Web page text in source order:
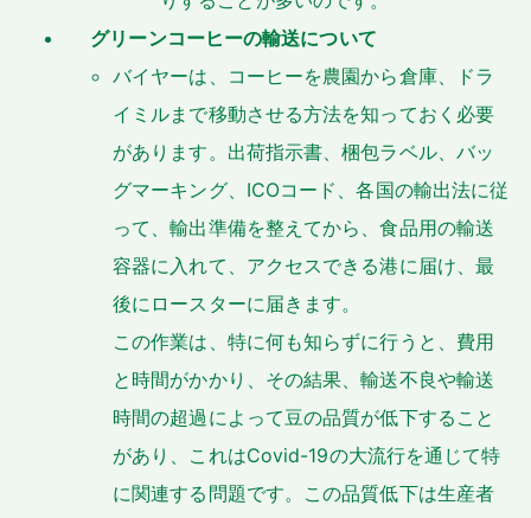
グリーンコーヒーの輸送について
バイヤーは、コーヒーを農園から倉庫、ドラ
イミルまで移動させる方法を知っておく必要
があります。出荷指示書、梱包ラベル、バッ
グマーキング、ICOコード、各国の輸出法に従
って、輸出準備を整えてから、食品用の輸送
容器に入れて、アクセスできる港に届け、最
後にロースターに届きます。
この作業は、特に何も知らずに行うと、費用
と時間がかかり、その結果、輸送不良や輸送
時間の超過によって豆の品質が低下すること
があり、これはCovid-19の大流行を通じて特
に関連する問題です。この品質低下は生産者